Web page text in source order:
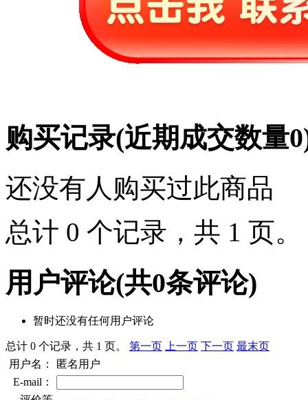
购买记录(近期成交数量0
还没有人购买过此商品
总计 0 个记录，共 1 页。
用户评论(共0条评论)
暂时还没有任何用户评论
总计 0 个记录，共 1 页。 第一页 上一页 下一页 最末页
用户名：
匿名用户
E-mail：